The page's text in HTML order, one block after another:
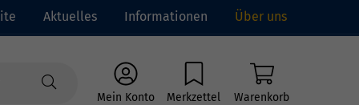
Aktuelles Informationen Über uns
Mein Konto Merkzettel Warenkorb